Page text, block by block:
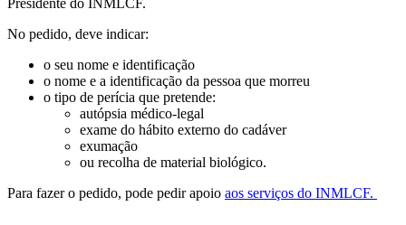
No pedido, deve indicar:
o seu nome e identificação
o nome e a identificação da pessoa que morreu
o tipo de perícia que pretende:
autópsia médico-legal
exame do hábito externo do cadáver
exumação
ou recolha de material biológico.
Para fazer o pedido, pode pedir apoio aos serviços do INMLCF.